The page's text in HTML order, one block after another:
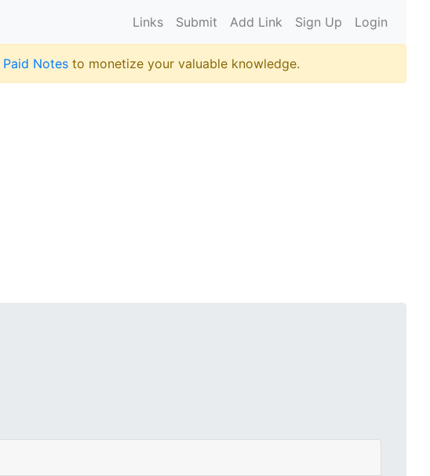
Links Submit Add Link Sign Up Login
Paid Notes to monetize your valuable knowledge.